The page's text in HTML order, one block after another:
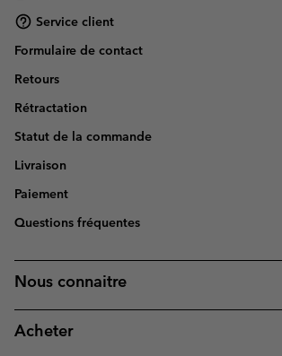
Service client
Formulaire de contact
Retours
Rétractation
Statut de la commande
Livraison
Paiement
Questions fréquentes
Nous connaitre
Acheter